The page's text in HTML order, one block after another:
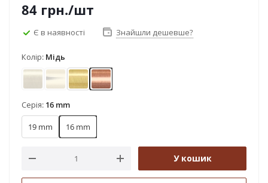
84 грн./шт
Є в наявності Знайшли дешевше?
Колір: Мідь
Антик ЗолотоЗолото матове
Мідь
Серія: 16 mm
19 mm 16 mm
У кошик